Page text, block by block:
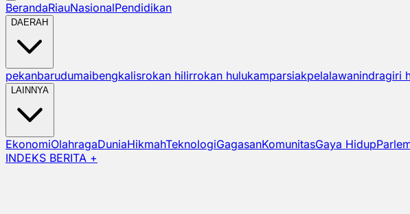
BerandaRiauNasionalPendidikan
DAERAH
pekanbarudumaibengkalisrokan hilirrokan hulukamparsiakpelalawanindragiri
LAINNYA
EkonomiOlahragaDuniaHikmahTeknologiGagasanKomunitasGaya Hidup
INDEKS BERITA +